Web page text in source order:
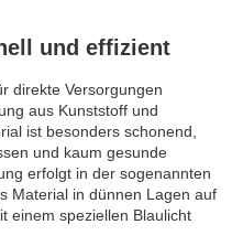
und effizient
direkte Versorgungen
aus Kunststoff und
ist besonders schonend,
und kaum gesunde
erfolgt in der sogenannten
Material in dünnen Lagen auf
einem speziellen Blaulicht